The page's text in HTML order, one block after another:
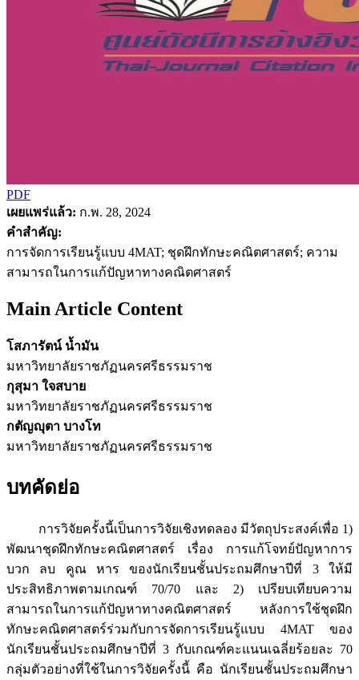
PDF
เผยแพร่แล้ว: ก.พ. 28, 2024
คำสำคัญ:
การจัดการเรียนรู้แบบ 4MAT; ชุดฝึกทักษะคณิตศาสตร์; ความ
สามารถในการแก้ปัญหาทางคณิตศาสตร์
Main Article Content
โสภารัตน์ น้ำมัน
มหาวิทยาลัยราชภัฏนครศรีธรรมราช
กุสุมา ใจสบาย
มหาวิทยาลัยราชภัฏนครศรีธรรมราช
กตัญญุตา บางโท
มหาวิทยาลัยราชภัฏนครศรีธรรมราช
บทคัดย่อ
การวิจัยครั้งนี้เป็นการวิจัยเชิงทดลอง มีวัตถุประสงค์เพื่อ 1)
พัฒนาชุดฝึกทักษะคณิตศาสตร์ เรื่อง การแก้โจทย์ปัญหาการ
บวก ลบ คูณ หาร ของนักเรียนชั้นประถมศึกษาปีที่ 3 ให้มี
ประสิทธิภาพตามเกณฑ์ 70/70 และ 2) เปรียบเทียบความ
สามารถในการแก้ปัญหาทางคณิตศาสตร์ หลังการใช้ชุดฝึก
ทักษะคณิตศาสตร์ร่วมกับการจัดการเรียนรู้แบบ 4MAT ของ
นักเรียนชั้นประถมศึกษาปีที่ 3 กับเกณฑ์คะแนนเฉลี่ยร้อยละ 70
กลุ่มตัวอย่างที่ใช้ในการวิจัยครั้งนี้ คือ นักเรียนชั้นประถมศึกษา